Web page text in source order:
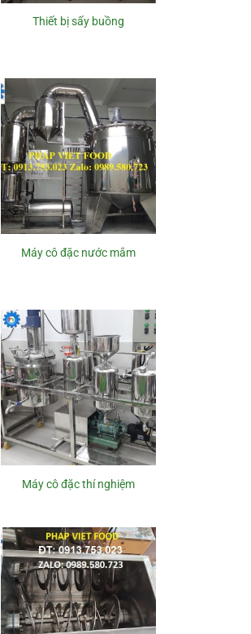
Thiết bị sấy buồng
Máy cô đặc nước mắm
Máy cô đặc thí nghiệm